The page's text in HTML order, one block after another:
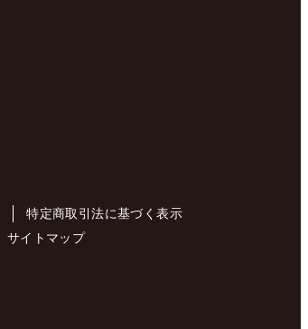
特定商取引法に基づく表示
サイトマップ